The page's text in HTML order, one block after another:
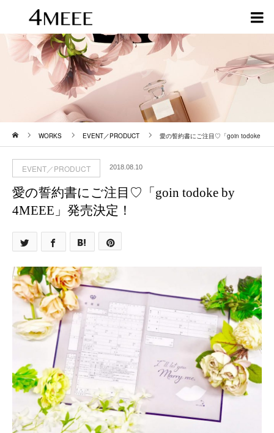
WORKS
EVENT／PRODUCT 愛の誓約書にご注目♡「goin todoke
by 4MEEE」発売決定！
EVENT／PRODUCT 2018.08.10
愛の誓約書にご注目♡「goin todoke by
4MEEE」発売決定！